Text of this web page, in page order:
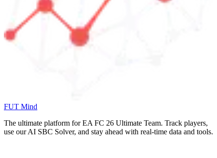
FUT Mind
The ultimate platform for EA FC 26 Ultimate Team. Track players,
use our AI SBC Solver, and stay ahead with real-time data and tools.